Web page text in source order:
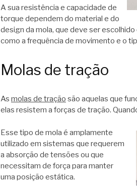
A sua resistência e capacidade de
torque dependem do material e do
design da mola, que deve ser
como a frequência de movimento e o
Molas de tração
As molas de tração são aquelas que
elas resistem a forças de tração.
Esse tipo de mola é amplamente
utilizado em sistemas que requerem
a absorção de tensões ou que
necessitam de força para manter
uma posição estática.